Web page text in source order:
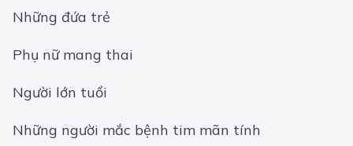
Những đứa trẻ
Phụ nữ mang thai
Người lớn tuổi
Những người mắc bệnh tim mãn tính